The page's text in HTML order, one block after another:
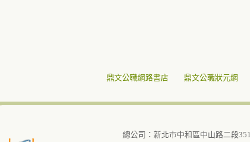
鼎文公職網路書店 鼎文公職狀元網
總公司：新北市中和區中山路二段